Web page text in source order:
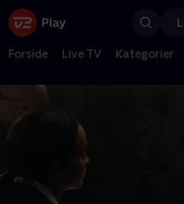
Forside Live TV Kategorier